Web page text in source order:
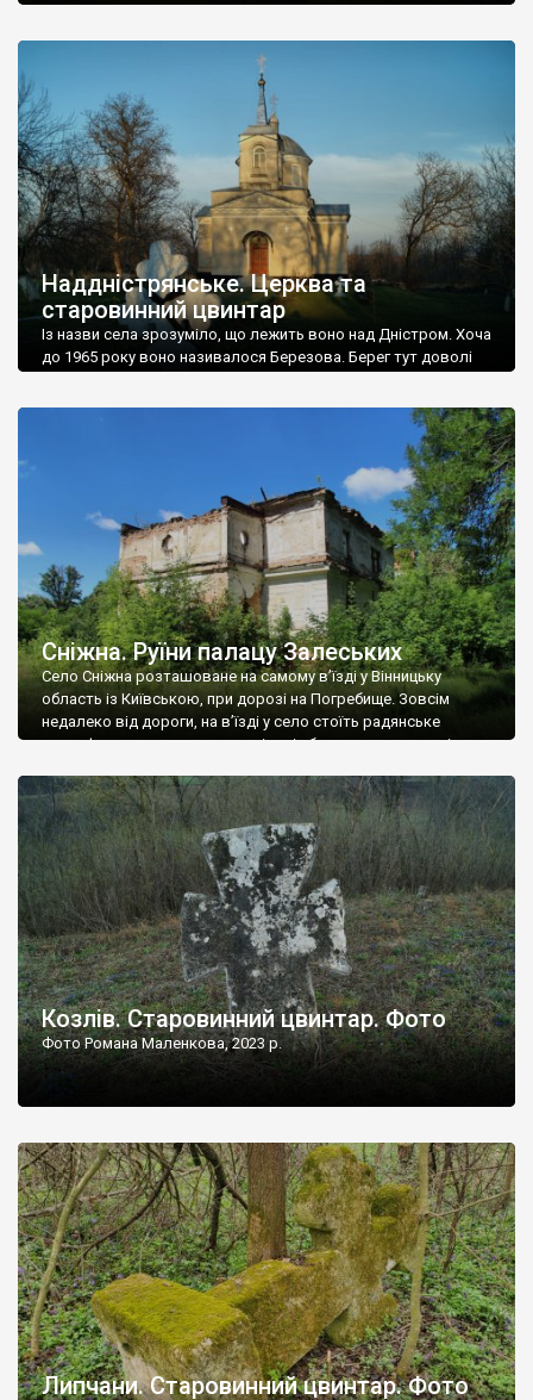
старовинний цвинтар із кам’яними хрестами. Всі епітафії, які
збереглися, написані кирилицею, церковнослов’янською
мовою. За всіма традиційними ознаками – цвинтар
український. Хрести датуються 19 століттям. У 1924-1940
роках Болган […]
Наддністрянське. Церква та
старовинний цвинтар
Із назви села зрозуміло, що лежить воно над Дністром. Хоча
до 1965 року воно називалося Березова. Берег тут доволі
Наддністрянське відрізняється від більшості навколишніх
сіл. У селі є мурована Михайлівська церква. Точної дати […]
Сніжна. Руїни палацу Залеських
Село Сніжна розташоване на самому в’їзді у Вінницьку
область із Київською, при дорозі на Погребище. Зовсім
недалеко від дороги, на в’їзді у село стоїть радянське
рельєфне пано, яке показує жінку і яблуню, а трохи далі, десь
не видно, але видно дві стареньких колії у траві – […]
Козлів. Старовинний цвинтар. Фото
Фото Романа Маленкова, 2023 р.
Липчани. Старовинний цвинтар. Фото